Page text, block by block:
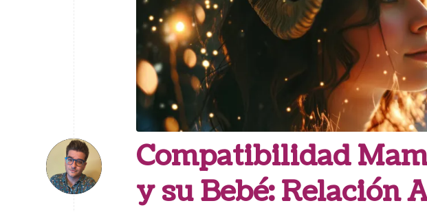
Compatibilidad
y su Bebé: Relación